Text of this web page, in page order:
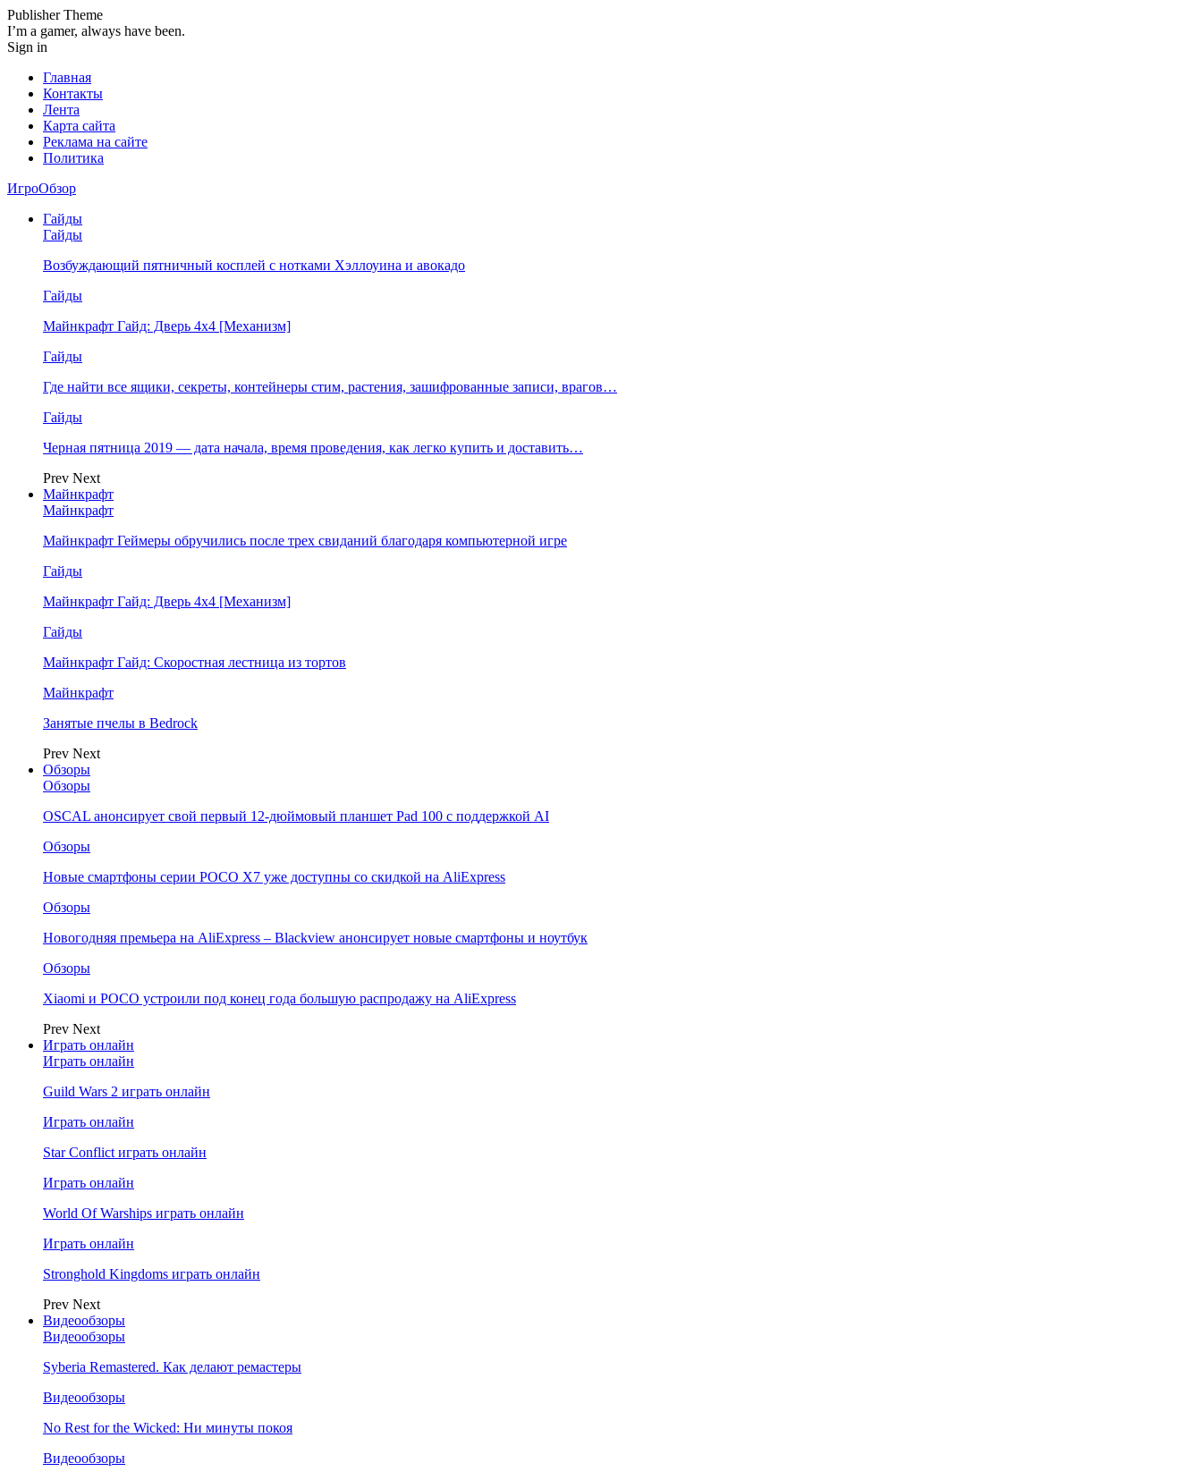
Publisher Theme
I’m a gamer, always have been.
Sign in
Главная
Контакты
Лента
Карта сайта
Реклама на сайте
Политика
ИгроОбзор
Гайды
Гайды
Возбуждающий пятничный косплей с нотками Хэллоуина и авокадо
Гайды
Майнкрафт Гайд: Дверь 4х4 [Механизм]
Гайды
Где найти все ящики, секреты, контейнеры стим, растения, зашифрованные записи, врагов…
Гайды
Черная пятница 2019 — дата начала, время проведения, как легко купить и доставить…
Prev Next
Майнкрафт
Майнкрафт
Майнкрафт Геймеры обручились после трех свиданий благодаря компьютерной игре
Гайды
Майнкрафт Гайд: Дверь 4х4 [Механизм]
Гайды
Майнкрафт Гайд: Скоростная лестница из тортов
Майнкрафт
Занятые пчелы в Bedrock
Prev Next
Обзоры
Обзоры
OSCAL анонсирует свой первый 12-дюймовый планшет Pad 100 с поддержкой AI
Обзоры
Новые смартфоны серии POCO X7 уже доступны со скидкой на AliExpress
Обзоры
Новогодняя премьера на AliExpress – Blackview анонсирует новые смартфоны и ноутбук
Обзоры
Xiaomi и POCO устроили под конец года большую распродажу на AliExpress
Prev Next
Играть онлайн
Играть онлайн
Guild Wars 2 играть онлайн
Играть онлайн
Star Conflict играть онлайн
Играть онлайн
World Of Warships играть онлайн
Играть онлайн
Stronghold Kingdoms играть онлайн
Prev Next
Видеообзоры
Видеообзоры
Syberia Remastered. Как делают ремастеры
Видеообзоры
No Rest for the Wicked: Ни минуты покоя
Видеообзоры